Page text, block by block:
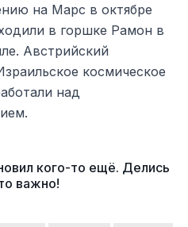
на Марс в октябре
в горшке Рамон в
Австрийский
космическое
над